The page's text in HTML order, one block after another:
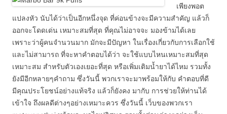
เพียงพอต
แปลงหัว นับได้ว่าเป็นอีกหนึ่งจุด ที่ค่อนข้างจะมีความสำคัญ แล้วก็
ออกจะโดดเด่น เหมาะสมที่สุด ที่คุณไม่อาจจะ มองข้ามได้เลย
เพราะว่าผู้คนจำนวนมาก มักจะมีปัญหา ในเรื่องเกี่ยวกับการเลือกใช้
และไม่สามารถ ที่จะหาคำตอบได้ว่า จะใช้แบบไหนเหมาะสมที่สุด
เหมาะสม สำหรับตัวเองเยอะที่สุด หรือเพิ่มเติมน้ำยาได้ไหม รวมทั้ง
ยังมีอีกหลายๆคำถาม ซึ่งวันนี้ พวกเราจะมาพร้อมให้กับ คำตอบที่ดี
มีคุณประโยชน์อย่างแท้จริง แล้วก็ยังคง มากับ การช่วยให้ท่านได้
เข้าใจ ถึงผลดีต่างๆอย่างเหมาะควร ซึ่งวันนี้ เว็บของพวกเรา